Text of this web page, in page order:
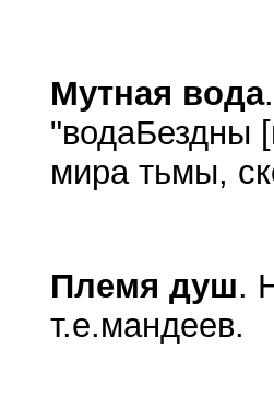
Мутная вода
"водаБездны
мира тьмы,
Племя душ.
т.е.мандеев.